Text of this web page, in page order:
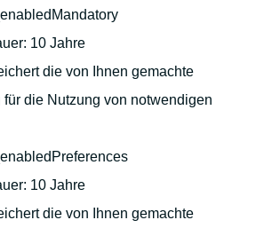
10 Jahre
die von Ihnen gemachte
für die Nutzung von notwendigen
10 Jahre
die von Ihnen gemachte